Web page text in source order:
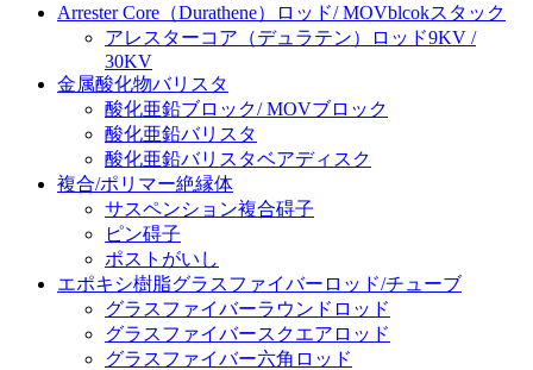
Arrester Core（Durathene）ロッド/ MOVblcokスタック
アレスターコア（デュラテン）ロッド9KV /
30KV
金属酸化物バリスタ
酸化亜鉛ブロック/ MOVブロック
酸化亜鉛バリスタ
酸化亜鉛バリスタベアディスク
複合/ポリマー絶縁体
サスペンション複合碍子
ピン碍子
ポストがいし
エポキシ樹脂グラスファイバーロッド/チューブ
グラスファイバーラウンドロッド
グラスファイバースクエアロッド
グラスファイバー六角ロッド